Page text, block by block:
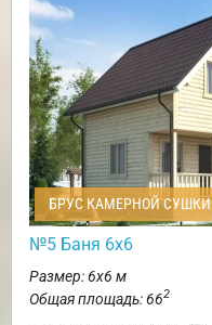
БРУС КАМЕРНОЙ СУШКИ
№5 Баня 6х6
Размер: 6х6 м
Общая площадь: 662